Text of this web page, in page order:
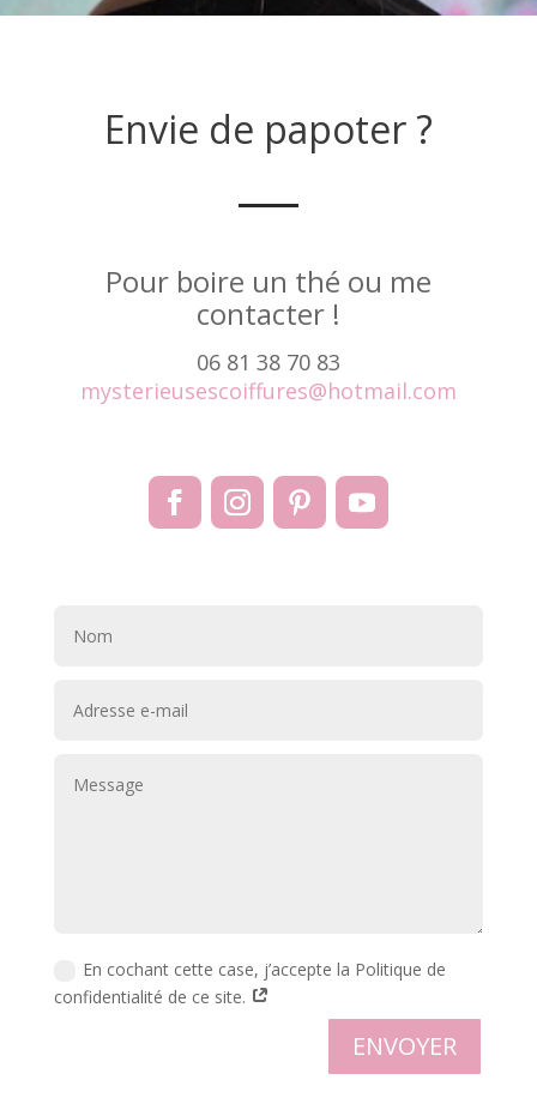
Envie de papoter ?
Pour boire un thé ou me
contacter !
06 81 38 70 83
mysterieusescoiffures@hotmail.com
En cochant cette case, j’accepte la Politique de
confidentialité de ce site.
ENVOYER